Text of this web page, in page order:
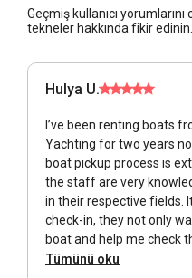
Geçmiş kullanıcı
tekneler hakkında fikir edinin.
Hulya U.
I’ve been renting boats
Yachting for two years
boat pickup process is
the staff are very
in their respective fields. It’s great that during
check-in, they not only
boat and help me check
but there’s also a detailed
Tümünü oku